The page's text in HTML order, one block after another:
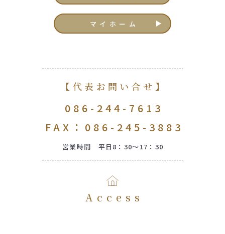
マイホーム
【代表お問い合せ】
086-244-7613
FAX：086-245-3883
営業時間 平日8：30～17：30
Access